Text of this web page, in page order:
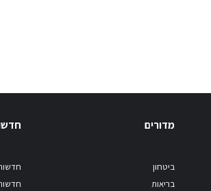
מדורים
ביטחון
בריאות